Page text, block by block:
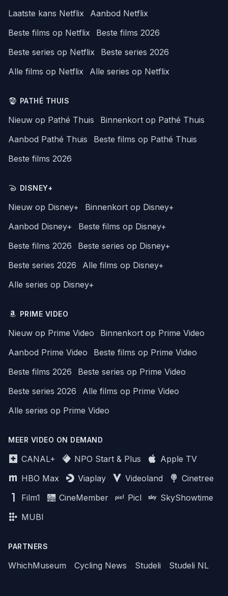
Laatste kans Netflix
Aanbod Netflix
Beste films op Netflix
Beste films 2026
Beste series op Netflix
Beste series 2026
Alle films op Netflix
Alle series op Netflix
PATHÉ THUIS
Nieuw op Pathé Thuis
Binnenkort op Pathé Thuis
Aanbod Pathé Thuis
Beste films op Pathé Thuis
Beste films 2026
DISNEY+
Nieuw op Disney+
Binnenkort op Disney+
Aanbod Disney+
Beste films op Disney+
Beste films 2026
Beste series op Disney+
Beste series 2026
Alle films op Disney+
Alle series op Disney+
PRIME VIDEO
Nieuw op Prime Video
Binnenkort op Prime Video
Aanbod Prime Video
Beste films op Prime Video
Beste films 2026
Beste series op Prime Video
Beste series 2026
Alle films op Prime Video
Alle series op Prime Video
MEER VIDEO ON DEMAND
CANAL+ NPO Start & Plus
Apple TV
HBO Max
Viaplay Videoland
Cinetree
Film1
CineMember Picl
SkyShowtime
MUBI
PARTNERS
WhichMuseum Cycling News Studeli Studeli NL